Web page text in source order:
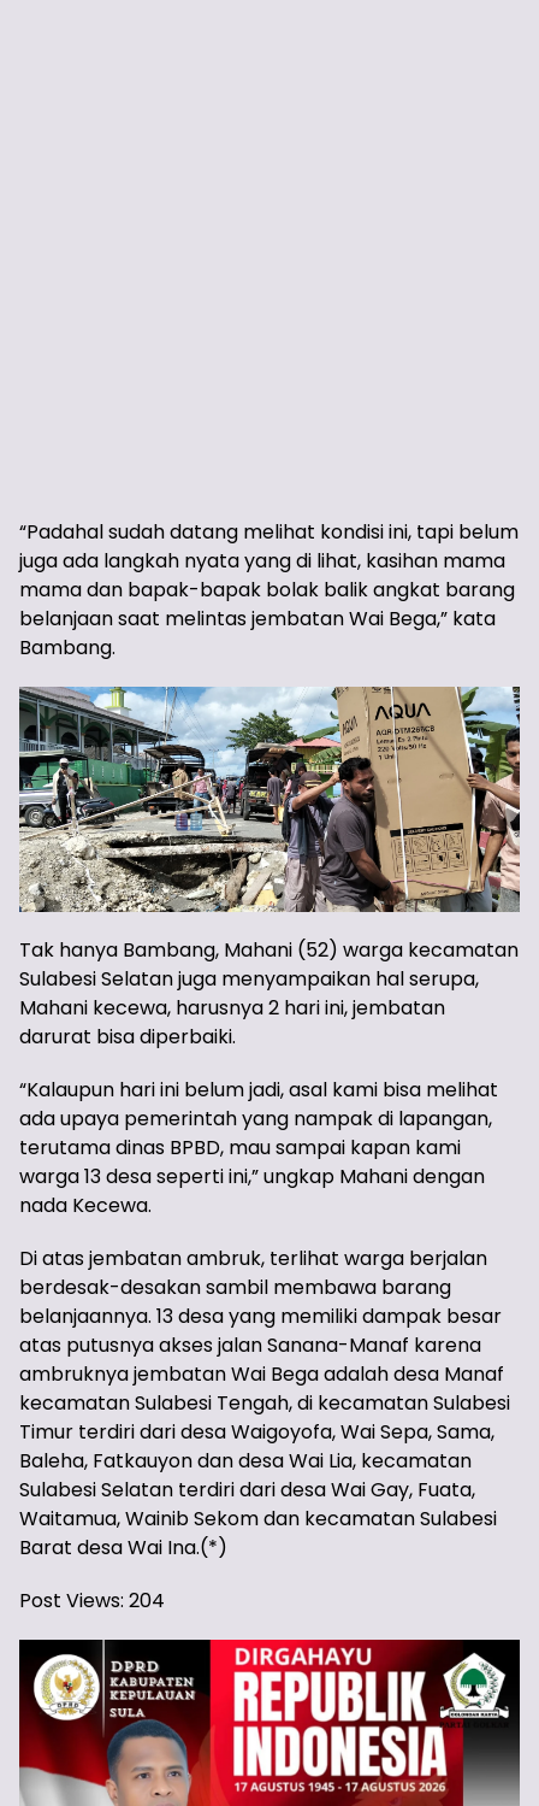
“Padahal sudah datang melihat kondisi ini, tapi belum
juga ada langkah nyata yang di lihat, kasihan mama
mama dan bapak-bapak bolak balik angkat barang
belanjaan saat melintas jembatan Wai Bega,” kata
Bambang.
Tak hanya Bambang, Mahani (52) warga kecamatan
Sulabesi Selatan juga menyampaikan hal serupa,
Mahani kecewa, harusnya 2 hari ini, jembatan
darurat bisa diperbaiki.
“Kalaupun hari ini belum jadi, asal kami bisa melihat
ada upaya pemerintah yang nampak di lapangan,
terutama dinas BPBD, mau sampai kapan kami
warga 13 desa seperti ini,” ungkap Mahani dengan
nada Kecewa.
Di atas jembatan ambruk, terlihat warga berjalan
berdesak-desakan sambil membawa barang
belanjaannya. 13 desa yang memiliki dampak besar
atas putusnya akses jalan Sanana-Manaf karena
ambruknya jembatan Wai Bega adalah desa Manaf
kecamatan Sulabesi Tengah, di kecamatan Sulabesi
Timur terdiri dari desa Waigoyofa, Wai Sepa, Sama,
Baleha, Fatkauyon dan desa Wai Lia, kecamatan
Sulabesi Selatan terdiri dari desa Wai Gay, Fuata,
Waitamua, Wainib Sekom dan kecamatan Sulabesi
Barat desa Wai Ina.(*)
Post Views: 204